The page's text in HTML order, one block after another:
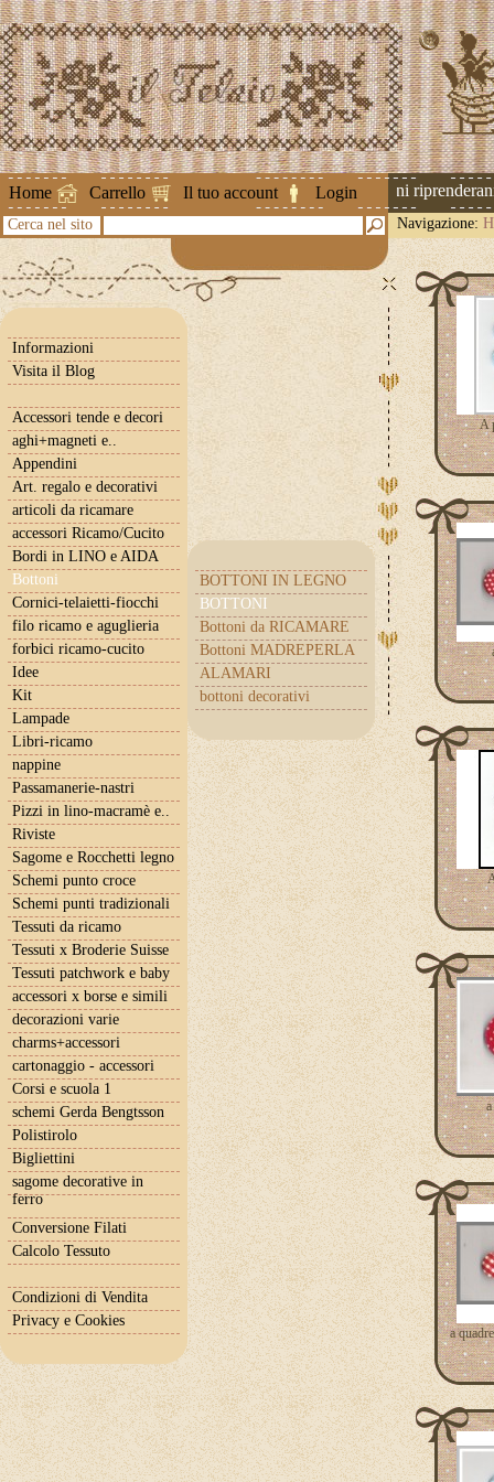
Home Carrello Il tuo account Login
Attenzione ! Le spedizioni riprenderanno
Cerca nel sito Navigazione:
Informazioni
Visita il Blog
Accessori tende e decori
aghi+magneti e..
Appendini
Art. regalo e decorativi
articoli da ricamare
accessori Ricamo/Cucito
Bordi in LINO e AIDA
Bottoni
BOTTONI IN LEGNO
BOTTONI
Bottoni da RICAMARE
Bottoni MADREPERLA
ALAMARI
bottoni decorativi
Cornici-telaietti-fiocchi
filo ricamo e aguglieria
forbici ricamo-cucito
Idee
Kit
Lampade
Libri-ricamo
nappine
Passamanerie-nastri
Pizzi in lino-macramè e..
Riviste
Sagome e Rocchetti legno
Schemi punto croce
Schemi punti tradizionali
Tessuti da ricamo
Tessuti x Broderie Suisse
Tessuti patchwork e baby
accessori x borse e simili
decorazioni varie
charms+accessori
cartonaggio - accessori
Corsi e scuola 1
schemi Gerda Bengtsson
Polistirolo
Bigliettini
sagome decorative in
ferro
Conversione Filati
Calcolo Tessuto
Condizioni di Vendita
Privacy e Cookies
A
a